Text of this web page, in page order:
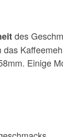
des
das
Einige